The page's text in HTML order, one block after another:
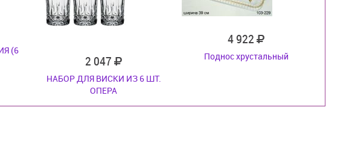
(6
2 047
НАБОР ДЛЯ ВИСКИ ИЗ 6 ШТ.
ОПЕРА
4 922
Поднос хрустальный